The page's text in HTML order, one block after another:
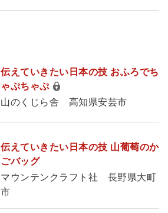
伝えていきたい日本の技 おふろでち
ゃぷちゃぷ
山のくじら舎 高知県安芸市
伝えていきたい日本の技 山葡萄のか
ごバッグ
マウンテンクラフト社 長野県大町
市